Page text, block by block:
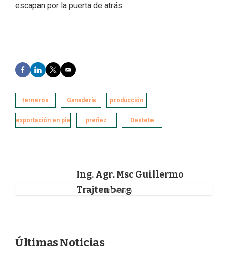
escapan por la puerta de atrás.
F
a
e
b
o
o
L
i
k
e
d
I
T
w
t
e
r
E
m
i
l
terneros Ganadería producción
exportación en pie preñez Destete
Ing. Agr. Msc Guillermo
Trajtenberg
PUBLICIDAD
Últimas Noticias